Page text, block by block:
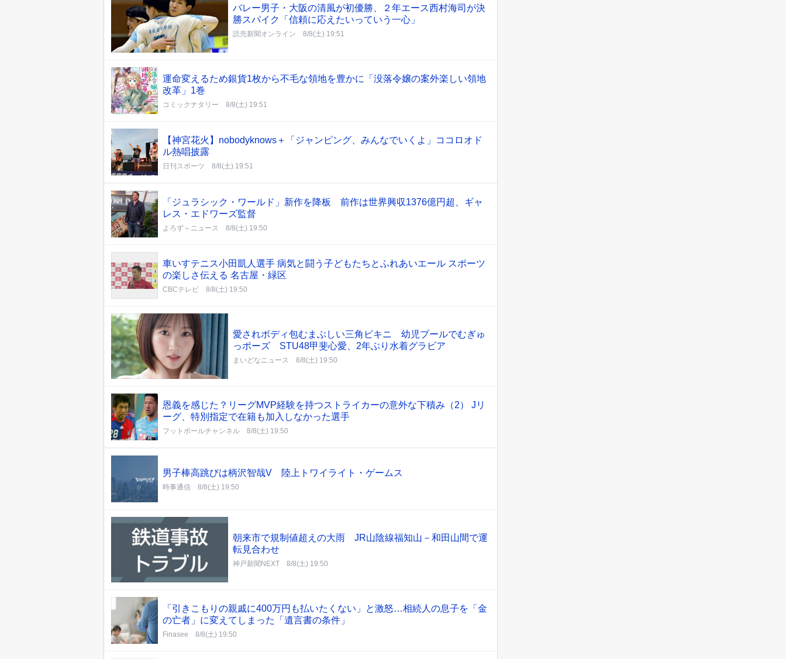
バレー男子・大阪の清風が初優勝、２年エース西村海司が決
勝スパイク「信頼に応えたいっていう一心」
読売新聞オンライン 8/8(土) 19:51
運命変えるため銀貨1枚から不毛な領地を豊かに「没落令嬢の案外楽しい領地
改革」1巻
コミックナタリー 8/8(土) 19:51
【神宮花火】nobodyknows＋「ジャンピング、みんなでいくよ」ココロオド
ル熱唱披露
日刊スポーツ 8/8(土) 19:51
「ジュラシック・ワールド」新作を降板 前作は世界興収1376億円超、ギャ
レス・エドワーズ監督
よろず～ニュース 8/8(土) 19:50
車いすテニス小田凱人選手 病気と闘う子どもたちとふれあいエール スポーツ
の楽しさ伝える 名古屋・緑区
CBCテレビ 8/8(土) 19:50
愛されボディ包むまぶしい三角ビキニ 幼児プールでむぎゅ
っポーズ STU48甲斐心愛、2年ぶり水着グラビア
まいどなニュース 8/8(土) 19:50
恩義を感じた？リーグMVP経験を持つストライカーの意外な下積み（2） Jリ
ーグ、特別指定で在籍も加入しなかった選手
フットボールチャンネル 8/8(土) 19:50
男子棒高跳びは柄沢智哉V 陸上トワイライト・ゲームス
時事通信 8/8(土) 19:50
朝来市で規制値超えの大雨 JR山陰線福知山－和田山間で運
転見合わせ
神戸新聞NEXT 8/8(土) 19:50
「引きこもりの親戚に400万円も払いたくない」と激怒…相続人の息子を「金
の亡者」に変えてしまった「遺言書の条件」
Finasee 8/8(土) 19:50